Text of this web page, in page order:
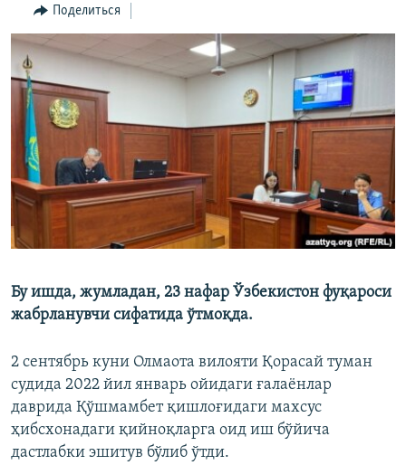
Вернутся
поиску
МИГРАНТ МЕДИА
Поделиться
Бу ишда, жумладан, 23 нафар Ўзбекистон фуқароси
жабрланувчи сифатида ўтмоқда.
2 сентябрь куни Олмаота вилояти Қорасай туман
судида 2022 йил январь ойидаги ғалаёнлар
даврида Қўшмамбет қишлоғидаги махсус
ҳибсхонадаги қийноқларга оид иш бўйича
дастлабки эшитув бўлиб ўтди.